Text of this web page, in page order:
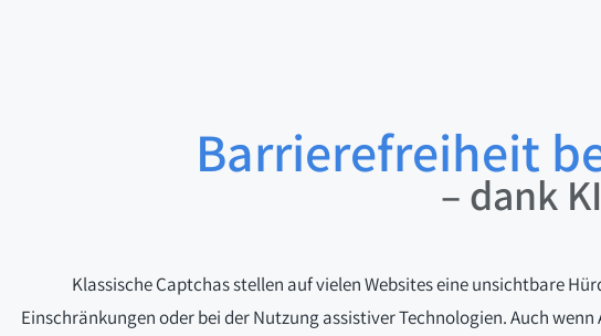
Barrierefreiheit
– dank
Klassische Captchas stellen auf vielen Websites eine unsichtbare
Einschränkungen oder bei der Nutzung assistiver Technologien. Auch